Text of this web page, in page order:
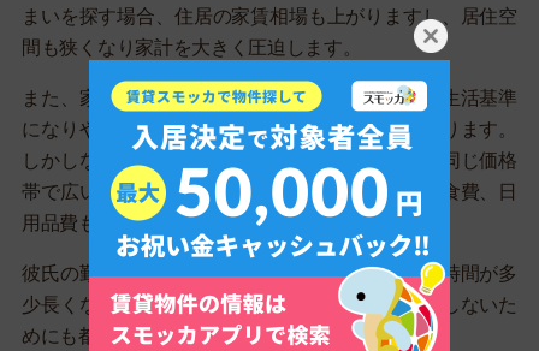
まいを探す場合、住居の家賃相場も上がりますし、居住空
間も狭くなり家計を大きく圧迫します。
また、家賃相場が高い地域では、その家賃相場が生活基準
になりやすいので、周辺の日用品販売価格も上がります。
しかしながら都市部を少し避けるだけで、住居も同じ価格
帯で広い部屋を借りることができますし、日々の食費、日
用品費も下げることができます。
彼氏の勤務されている場所が、都市部の方は通勤時間が多
少長くなるかとは思いますが、日々の生活を圧迫しないた
めにも都市部近郊に住居を構える必要があります。